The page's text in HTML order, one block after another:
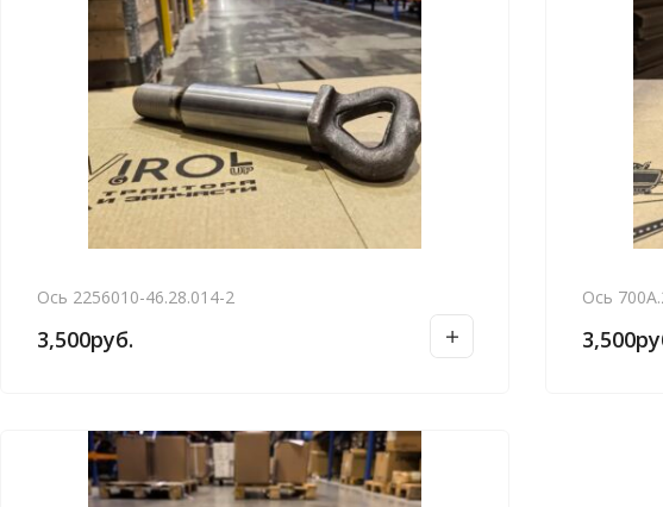
Ось 2256010-46.28.014-2
3,500руб.
Ось
3,500